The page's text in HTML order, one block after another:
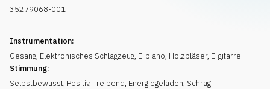
35279068-001
Instrumentation:
Gesang, Elektronisches Schlagzeug, E-piano, Holzbläser, E-gitarre
Stimmung:
Selbstbewusst, Positiv, Treibend, Energiegeladen, Schräg